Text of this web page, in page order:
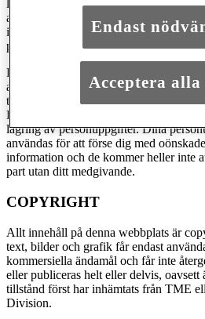
lagring av personuppgifter. Dina
användas för att förse dig med
information och de kommer heller inte
part utan ditt medgivande.
De personuppgifter du lämnar på
av TME och Toyota Sweden, Lexus
tjänster som vi tillhandahåller. TME och
Division gör allt för att försäkra säker
lagring av personuppgifter. Dina
användas för att förse dig med
information och de kommer heller inte
part utan ditt medgivande.
COPYRIGHT
Allt innehåll på denna webbplats är
text, bilder och grafik får endast
kommersiella ändamål och får inte
eller publiceras helt eller delvis,
tillstånd först har inhämtats från TME
Division.
Endast
Acceptera alla